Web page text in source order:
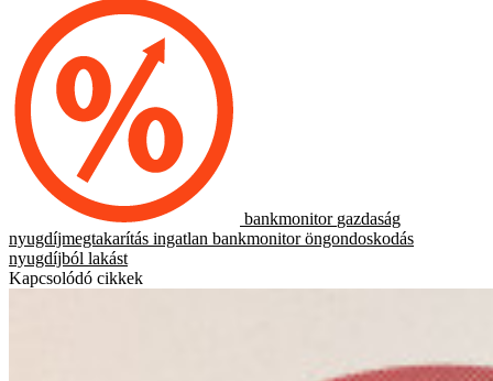
bankmonitor gazdaság
nyugdíjmegtakarítás ingatlan bankmonitor öngondoskodás
nyugdíjból lakást
Kapcsolódó cikkek